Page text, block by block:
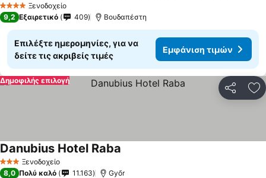
4 ΑστέριαΞενοδοχείο
9,2 Εξαιρετικό 409 Βουδαπέστη
Επιλέξτε ημερομηνίες, για να
δείτε τις ακριβείς τιμές
Εμφάνιση τιμών
Δημοφιλής επιλογή
3 ΑστέριαΞενοδοχείο
Danubius Hotel Raba
8,0 Πολύ καλό 11.163 Győr